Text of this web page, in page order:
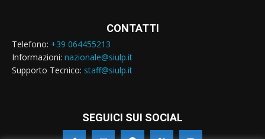
CONTATTI
Telefono: +39 064455213
Informazioni: nazionale@siulp.it
Supporto Tecnico: staff@siulp.it
SEGUICI SUI SOCIAL